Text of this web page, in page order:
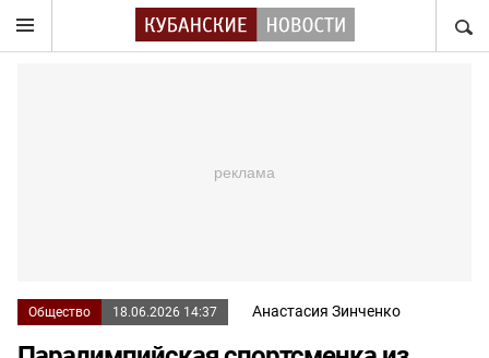
Общество 18.06.2026 14:37 Анастасия Зинченко